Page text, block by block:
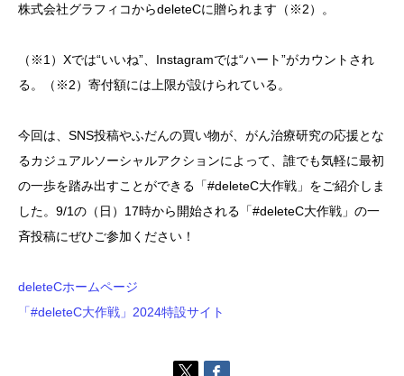
株式会社グラフィコからdeleteCに贈られます（※2）。
（※1）Xでは“いいね”、Instagramでは“ハート”がカウントされ
る。（※2）寄付額には上限が設けられている。
今回は、SNS投稿やふだんの買い物が、がん治療研究の応援とな
るカジュアルソーシャルアクションによって、誰でも気軽に最初
の一歩を踏み出すことができる「#deleteC大作戦」をご紹介しま
した。9/1の（日）17時から開始される「#deleteC大作戦」の一
斉投稿にぜひご参加ください！
deleteCホームページ
「#deleteC大作戦」2024特設サイト